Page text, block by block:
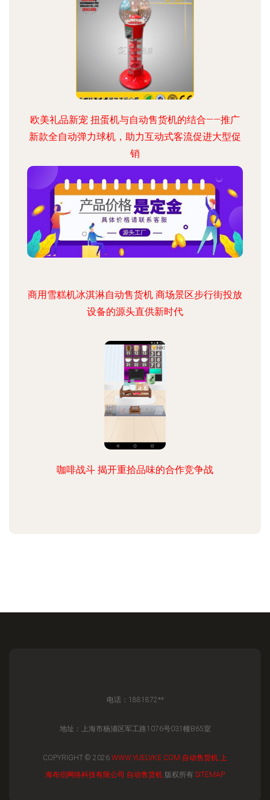
欧美礼品新宠 扭蛋机与自动售货机的结合——推广
新款全自动弹力球机，助力互动式客流促进大型促
销
商用雪糕机冰淇淋自动售货机 商场景区步行街投放
设备的源头直供新时代
咖啡战斗 揭开重拾品味的合作竞争战
电话：1881872**
地址：上海市杨浦区军工路1076号031幢B65室
COPYRIGHT © 2026 WWW.YUELVKE.COM 自动售货机 上
海布侣网络科技有限公司 自动售货机 版权所有 SITEMAP